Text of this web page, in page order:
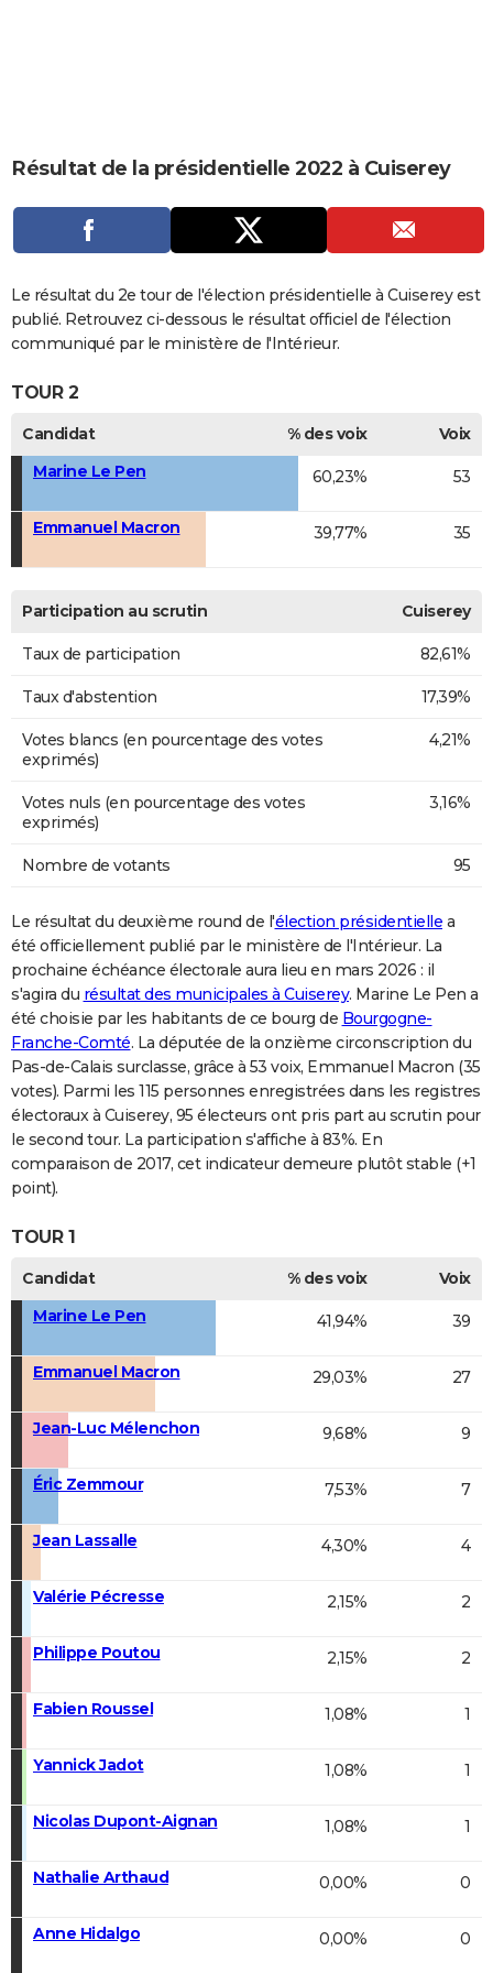
CARTE DE VOEUX
DICTIONNAIRE
Dictionnaire
Biographies
Expressions
Proverbes
PROGRAMME TV
COPAINS D'AVANT
Se connecter
Collèges
Universités
Entreprises
Service militaire
Avis de recherche
AVIS DE DÉCÈS
FORUM
Bricolage
Culture
Television
Voyage
Résultat de la présidentielle 2022 à Cuiserey
Le résultat du 2e tour de l'élection présidentielle à Cuiserey est
publié. Retrouvez ci-dessous le résultat officiel de l'élection
communiqué par le ministère de l'Intérieur.
TOUR 2
Candidat % des voix
Voix
Marine Le Pen
60,23% 53
Emmanuel Macron 39,77% 35
Participation au scrutin Cuiserey
Taux de participation 82,61%
Taux d'abstention 17,39%
Votes blancs (en pourcentage des votes
exprimés)
4,21%
Votes nuls (en pourcentage des votes
exprimés)
3,16%
Nombre de votants 95
Le résultat du deuxième round de l'élection présidentielle a
été officiellement publié par le ministère de l'Intérieur. La
prochaine échéance électorale aura lieu en mars 2026 : il
s'agira du résultat des municipales à Cuiserey. Marine Le Pen a
été choisie par les habitants de ce bourg de Bourgogne-
Franche-Comté. La députée de la onzième circonscription du
Pas-de-Calais surclasse, grâce à 53 voix, Emmanuel Macron (35
votes). Parmi les 115 personnes enregistrées dans les registres
électoraux à Cuiserey, 95 électeurs ont pris part au scrutin pour
le second tour. La participation s'affiche à 83%. En
comparaison de 2017, cet indicateur demeure plutôt stable (+1
point).
TOUR 1
Candidat % des voix
Voix
Marine Le Pen
41,94% 39
Emmanuel Macron 29,03% 27
Jean-Luc Mélenchon 9,68% 9
Éric Zemmour 7,53% 7
Jean Lassalle 4,30% 4
Valérie Pécresse 2,15% 2
Philippe Poutou 2,15% 2
Fabien Roussel 1,08% 1
Yannick Jadot 1,08% 1
Nicolas Dupont-Aignan 1,08% 1
Nathalie Arthaud 0,00% 0
Anne Hidalgo 0,00% 0